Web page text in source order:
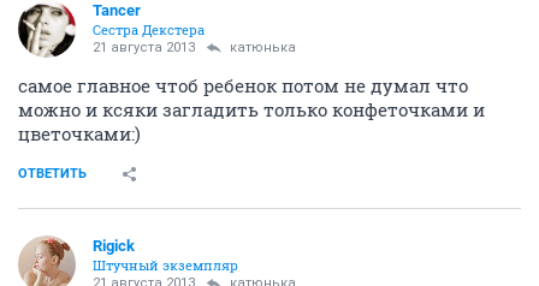
Tancer
Сестра Декстера
21 августа 2013 катюнька
самое главное чтоб ребенок потом не думал что
можно и ксяки загладить только конфеточками и
цветочками:)
ОТВЕТИТЬ
Rigick
Штучный экземпляр